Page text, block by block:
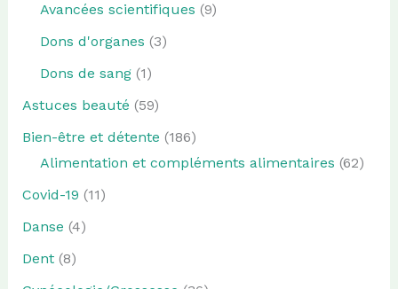
Avancées scientifiques (9)
Dons d'organes (3)
Dons de sang(1)
Astuces beauté (59)
Bien-être et détente (186)
Alimentation et compléments alimentaires (62)
Covid-19 (11)
Danse (4)
Dent(8)